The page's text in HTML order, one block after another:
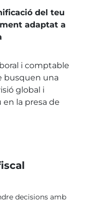
del teu
adaptat a
i comptable
busquen una
global i
la presa de
decisions amb